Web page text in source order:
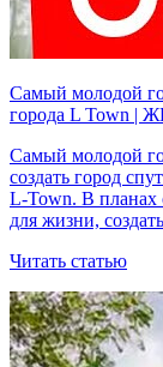
Самый молодой
города L Town |
Самый молодой
создать город
L-Town. В планах
для жизни,
Читать статью